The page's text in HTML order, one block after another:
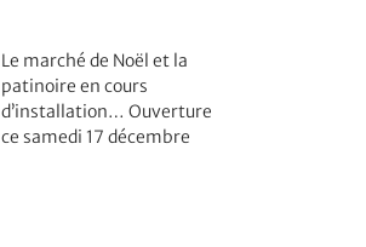
Le marché de Noël et la
patinoire en cours
d’installation… Ouverture
ce samedi 17 décembre